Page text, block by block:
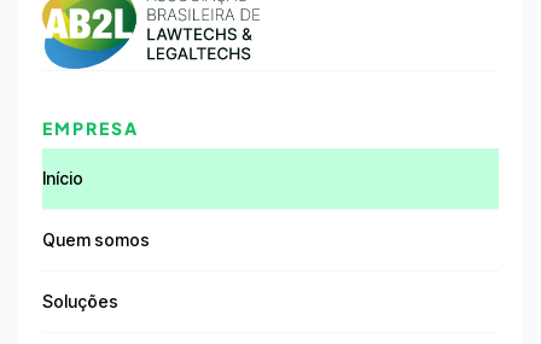
EMPRESA
Início
Quem somos
Soluções